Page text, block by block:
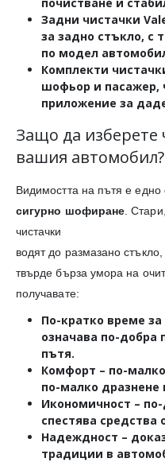
Задни чистачки
за задно стъкло, с
по модел
Комплекти
шофьор и пасажер,
приложение за
Защо да изберете
вашия автомобил?
Видимостта на пътя е едно
сигурно шофиране .
чистачки
водят до размазано
твърде бърза умора на
получавате:
По-кратко време
означава по-добра
пътя.
Комфорт – по-
по-малко дразнене
Икономичност –
спестява средства
Надеждност –
традиции в